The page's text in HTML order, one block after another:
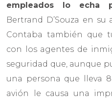
empleados lo echa
Bertrand D’Souza en
Contaba también que
con los agentes de
seguridad que, aunque
una persona que lleva
avión le causa una